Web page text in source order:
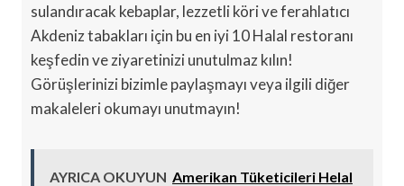
sulandıracak kebaplar, lezzetli köri ve ferahlatıcı
Akdeniz tabakları için bu en iyi 10 Halal restoranı
keşfedin ve ziyaretinizi unutulmaz kılın!
Görüşlerinizi bizimle paylaşmayı veya ilgili diğer
makaleleri okumayı unutmayın!
AYRICA OKUYUN Amerikan Tüketicileri Helal